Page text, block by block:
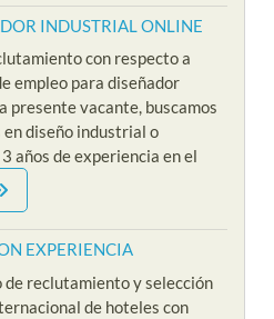
INDUSTRIAL ONLINE
con respecto a
empleo para diseñador
presente vacante, buscamos
diseño industrial o
años de experiencia en el
EXPERIENCIA
de reclutamiento y selección
de hoteles con